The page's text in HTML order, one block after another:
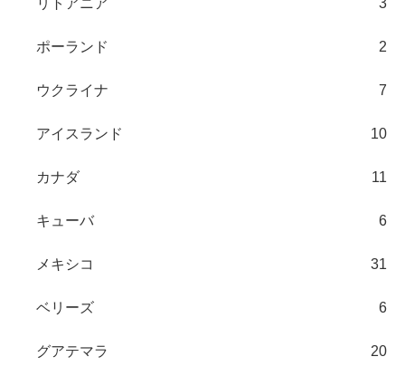
リトアニア 3
ポーランド 2
ウクライナ 7
アイスランド 10
カナダ 11
キューバ 6
メキシコ 31
ベリーズ 6
グアテマラ 20